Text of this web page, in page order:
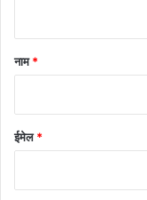
नाम*
ईमेल*